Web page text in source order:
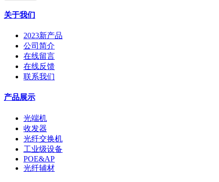
关于我们
2023新产品
公司简介
在线留言
在线反馈
联系我们
产品展示
光端机
收发器
光纤交换机
工业级设备
POE&AP
光纤辅材